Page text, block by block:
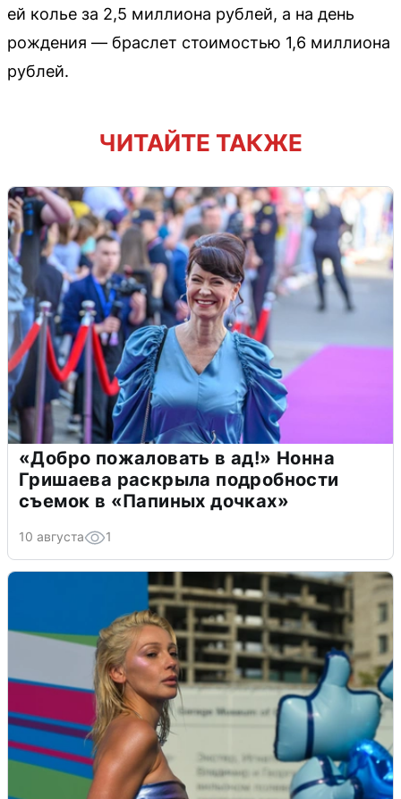
ей колье за 2,5 миллиона рублей, а на день
рождения — браслет стоимостью 1,6 миллиона
рублей.
ЧИТАЙТЕ ТАКЖЕ
«Добро пожаловать в ад!» Нонна
Гришаева раскрыла подробности
съемок в «Папиных дочках»
10 августа 1